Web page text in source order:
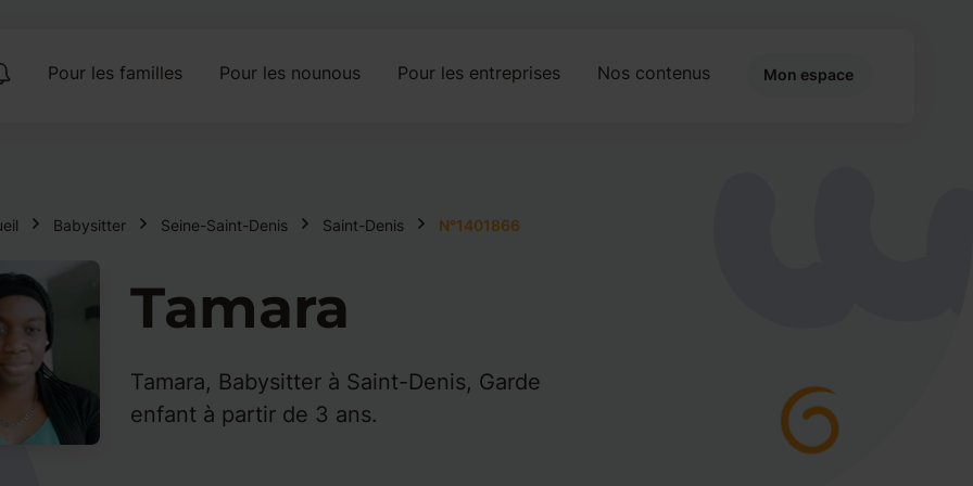
Pour les familles Pour les nounous Pour les entreprises Nos contenus Mon espace
Babysitter Seine-Saint-Denis Saint-Denis N°1401866
Tamara
Tamara, Babysitter à Saint-Denis, Garde
enfant à partir de 3 ans.